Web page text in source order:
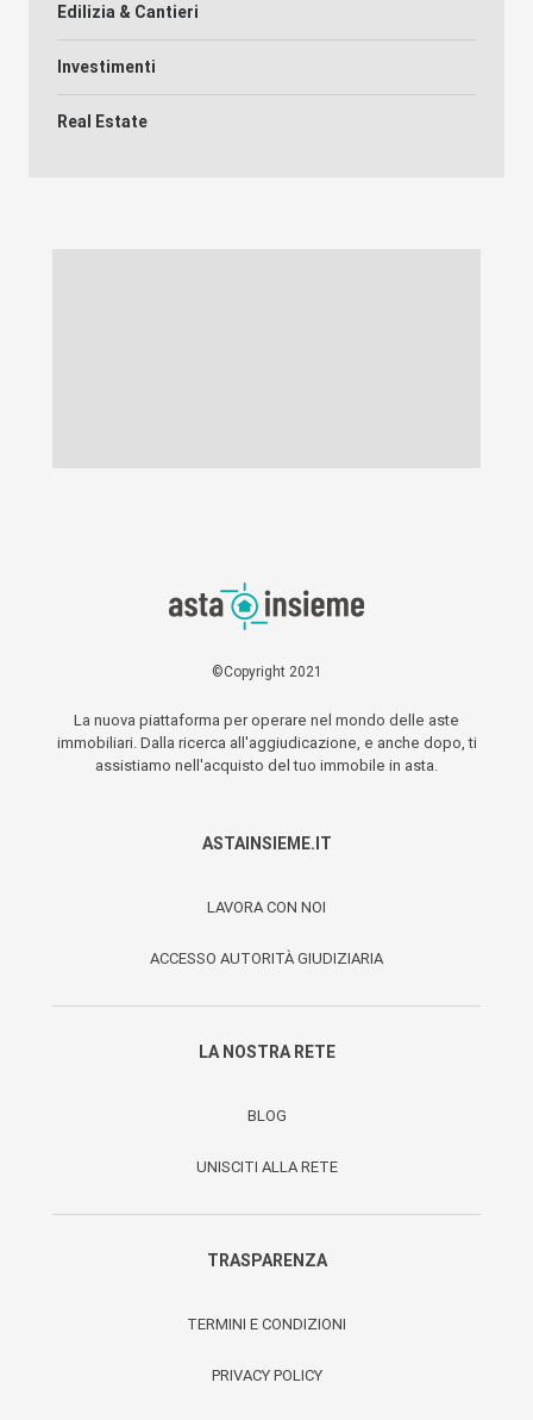
Edilizia & Cantieri
Investimenti
Real Estate
ASTAINSIEME.IT
LAVORA CON NOI
ACCESSO AUTORITÀ GIUDIZIARIA
LA NOSTRA RETE
BLOG
UNISCITI ALLA RETE
TRASPARENZA
TERMINI E CONDIZIONI
PRIVACY POLICY
©Copyright 2021
La nuova piattaforma per operare nel mondo delle aste
immobiliari. Dalla ricerca all'aggiudicazione, e anche dopo, ti
assistiamo nell'acquisto del tuo immobile in asta.